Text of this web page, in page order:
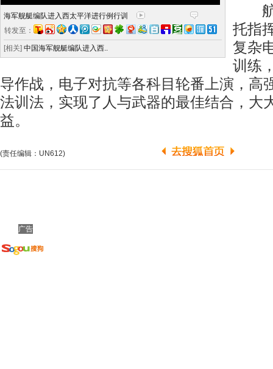
海军舰艇编队进入西太平洋进行例行训
转发至：
[相关] 中国海军舰艇编队进入西..
航
托指
复杂
训练
导作战，电子对抗等各科目轮番上演，高
法训法，实现了人与武器的最佳结合，大
益。
(责任编辑：UN612)
广告